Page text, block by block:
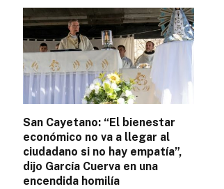
San Cayetano: “El bienestar
económico no va a llegar al
ciudadano si no hay empatía”,
dijo García Cuerva en una
encendida homilía